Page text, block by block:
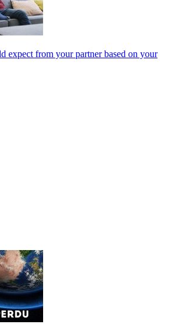
expect from your partner based on your